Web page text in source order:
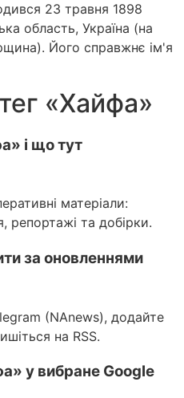
23 травня 1898
область, Україна (на
Його справжнє ім'я
«Хайфа»
і що тут
матеріали:
репортажі та добірки.
за оновленнями
(NAnews), додайте
на RSS.
у вибране Google